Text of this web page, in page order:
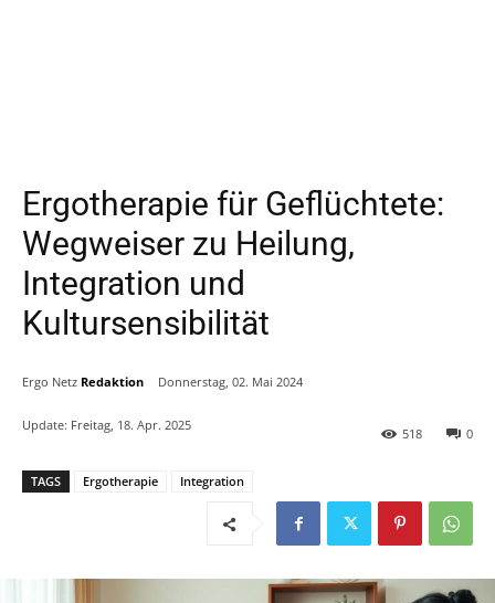
Ergotherapie für Geflüchtete:
Wegweiser zu Heilung,
Integration und
Kultursensibilität
Ergo Netz Redaktion Donnerstag, 02. Mai 2024
Update: Freitag, 18. Apr. 2025
0
518
TAGS Ergotherapie Integration